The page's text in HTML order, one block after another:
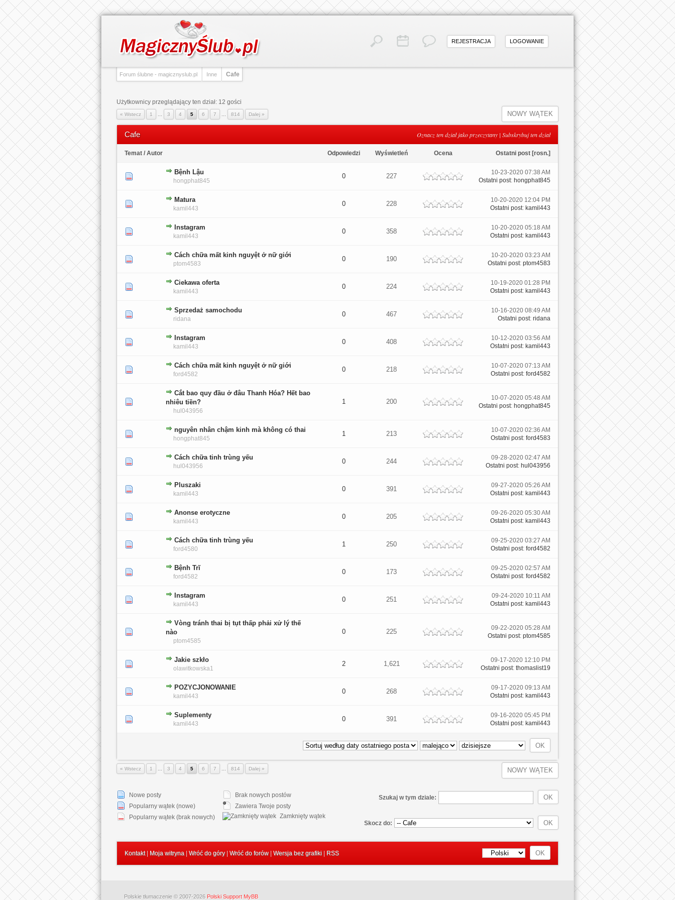
LOGOWANIE
REJESTRACJA
Forum ślubne - magicznyslub.pl Inne Cafe
Użytkownicy przeglądający ten dział: 12 gości
« Wstecz 1 3 4 5 6 7 814 Dalej » NOWY WĄTEK
Oznacz ten dział jako przeczytany | Subskrybuj ten dział
Cafe
Temat / Autor Odpowiedzi Wyświetleń Ocena Ostatni post [rosn.]
Bệnh Lậu
hongphat845
0 227
0 głosów - średnia ocena: 0 na 5 gwiazdek
12345
10-23-2020 07:38 AM
Ostatni post: hongphat845
Matura
kamil443
0 228
0 głosów - średnia ocena: 0 na 5 gwiazdek
12345
10-20-2020 12:04 PM
Ostatni post: kamil443
Instagram
kamil443
0 358
0 głosów - średnia ocena: 0 na 5 gwiazdek
12345
10-20-2020 05:18 AM
Ostatni post: kamil443
Cách chữa mất kinh nguyệt ở nữ giới
ptom4583
0 190
0 głosów - średnia ocena: 0 na 5 gwiazdek
1234 5
10-20-2020 03:23 AM
Ostatni post: ptom4583
Ciekawa oferta
kamil443
0 224
0 głosów - średnia ocena: 0 na 5 gwiazdek
12345
10-19-2020 01:28 PM
Ostatni post: kamil443
Sprzedaż samochodu
ridana
0 467
0 głosów - średnia ocena: 0 na 5 gwiazdek
12345
10-16-2020 08:49 AM
Ostatni post: ridana
Instagram
kamil443
0 408
0 głosów - średnia ocena: 0 na 5 gwiazdek
12345
10-12-2020 03:56 AM
Ostatni post: kamil443
Cách chữa mất kinh nguyệt ở nữ giới
ford4582
0 218
0 głosów - średnia ocena: 0 na 5 gwiazdek
1234 5
10-07-2020 07:13 AM
Ostatni post: ford4582
Cắt bao quy đầu ở đâu Thanh Hóa? Hết bao
nhiêu tiền?
hul043956
1 200
0 głosów - średnia ocena: 0 na 5 gwiazdek
12345
10-07-2020 05:48 AM
Ostatni post: hongphat845
nguyên nhân chậm kinh mà không có thai
hongphat845
1 213
0 głosów - średnia ocena: 0 na 5 gwiazdek
12345
10-07-2020 02:36 AM
Ostatni post: ford4583
Cách chữa tinh trùng yếu
hul043956
0 244
0 głosów - średnia ocena: 0 na 5 gwiazdek
1234 5
09-28-2020 02:47 AM
Ostatni post: hul043956
Pluszaki
kamil443
0 391
0 głosów - średnia ocena: 0 na 5 gwiazdek
1 2345
09-27-2020 05:26 AM
Ostatni post: kamil443
Anonse erotyczne
kamil443
0 205
0 głosów - średnia ocena: 0 na 5 gwiazdek
12345
09-26-2020 05:30 AM
Ostatni post: kamil443
Cách chữa tinh trùng yếu
ford4580
1 250
0 głosów - średnia ocena: 0 na 5 gwiazdek
1234 5
09-25-2020 03:27 AM
Ostatni post: ford4582
Bệnh Trĩ
ford4582
0 173
0 głosów - średnia ocena: 0 na 5 gwiazdek
12345
09-25-2020 02:57 AM
Ostatni post: ford4582
Instagram
kamil443
0 251
0 głosów - średnia ocena: 0 na 5 gwiazdek
12345
09-24-2020 10:11 AM
Ostatni post: kamil443
Vòng tránh thai bị tụt thấp phải xử lý thế
nào
ptom4585
0 225
0 głosów - średnia ocena: 0 na 5 gwiazdek
1
09-22-2020 05:28 AM
Ostatni post: ptom4585
Jakie szkło
olawitkowska1
2 1,621
0 głosów - średnia ocena: 0 na 5 gwiazdek
12345
09-17-2020 12:10 PM
Ostatni post: thomaslist19
POZYCJONOWANIE
kamil443
0 268
0 głosów - średnia ocena: 0 na 5 gwiazdek
1 2345
09-17-2020 09:13 AM
Ostatni post: kamil443
Suplementy
kamil443
0 391
0 głosów - średnia ocena: 0 na 5 gwiazdek
12345
09-16-2020 05:45 PM
Ostatni post: kamil443
« Wstecz 1 3 4 5 6 7 814 Dalej » NOWY WĄTEK
Nowe posty
Popularny wątek (nowe)
Popularny wątek (brak nowych)
Brak nowych postów
Zawiera Twoje posty
Zamknięty wątek
Szukaj w tym dziale:
Skocz do:
Kontakt| Moja witryna Wróć do góry| Wróć do forów| Wersja bez grafiki RSS
Polskie tłumaczenie © 2007-2026 Polski Support MyBB